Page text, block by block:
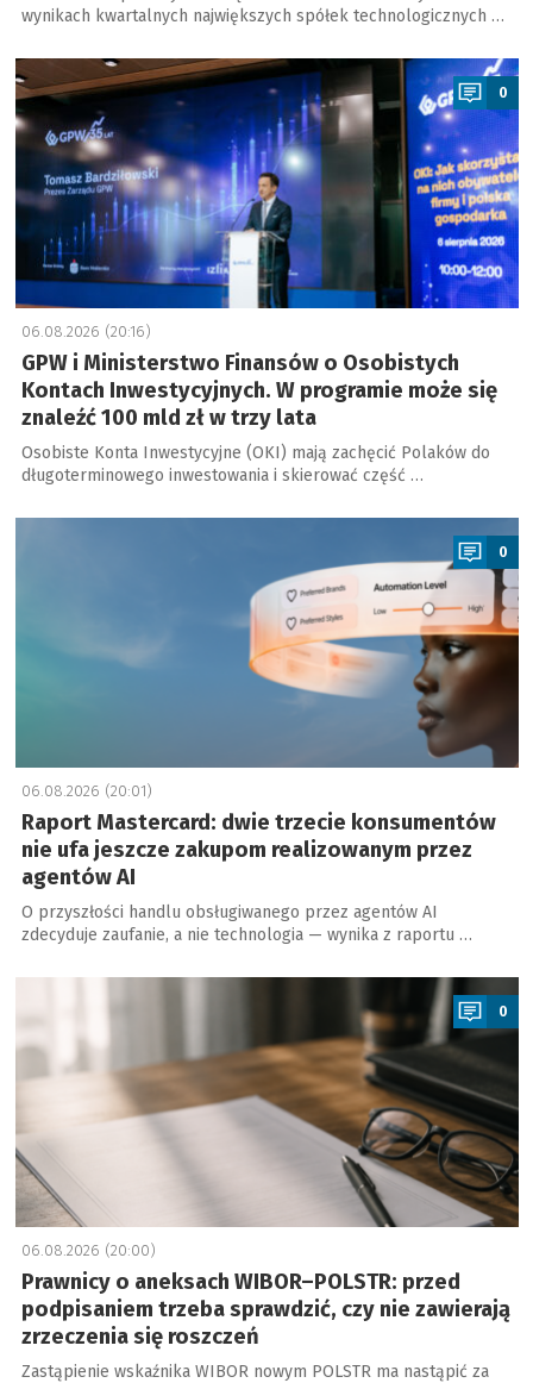
wynikach kwartalnych największych spółek technologicznych …
a
0
06.08.2026 (20:16)
GPW i Ministerstwo Finansów o Osobistych
Kontach Inwestycyjnych. W programie może się
znaleźć 100 mld zł w trzy lata
Osobiste Konta Inwestycyjne (OKI) mają zachęcić Polaków do
długoterminowego inwestowania i skierować część …
a
0
06.08.2026 (20:01)
Raport Mastercard: dwie trzecie konsumentów
nie ufa jeszcze zakupom realizowanym przez
agentów AI
O przyszłości handlu obsługiwanego przez agentów AI
zdecyduje zaufanie, a nie technologia — wynika z raportu …
a
0
06.08.2026 (20:00)
Prawnicy o aneksach WIBOR–POLSTR: przed
podpisaniem trzeba sprawdzić, czy nie zawierają
zrzeczenia się roszczeń
Zastąpienie wskaźnika WIBOR nowym POLSTR ma nastąpić za